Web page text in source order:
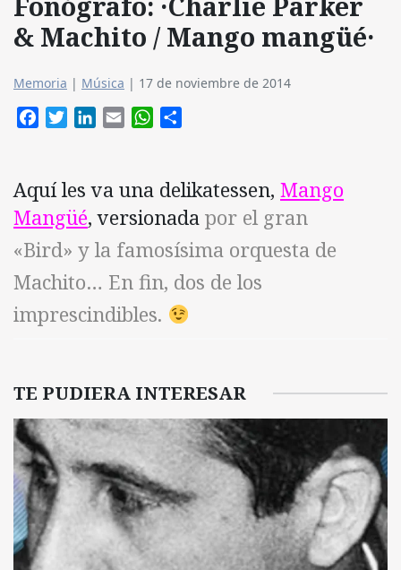
& Machito / Mango mangüé·
Memoria | Música | 17 de noviembre de 2014
FacebookTwitterLinkedIn
Email WhatsApp
Aquí les va una delikatessen, Mango
Mangüé, versionada por el gran
«Bird» y la famosísima orquesta de
Machito… En fin, dos de los
imprescindibles.
TE PUDIERA INTERESAR